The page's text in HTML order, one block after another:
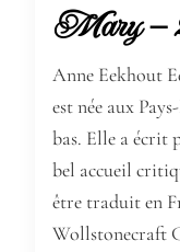
Mary –
Anne Eekhout
est née aux
bas. Elle a écrit
bel accueil
être traduit en
Wollstonecraft